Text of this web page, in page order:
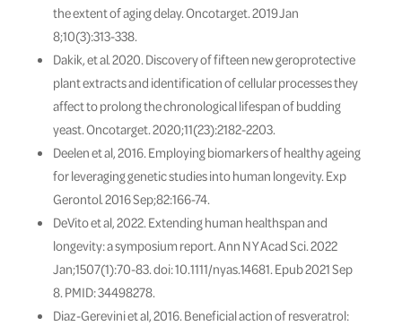
the extent of aging delay. Oncotarget. 2019 Jan
8;10(3):313-338.
Dakik, et al. 2020. Discovery of fifteen new geroprotective
plant extracts and identification of cellular processes they
affect to prolong the chronological lifespan of budding
yeast. Oncotarget. 2020;11(23):2182-2203.
Deelen et al, 2016. Employing biomarkers of healthy ageing
for leveraging genetic studies into human longevity. Exp
Gerontol. 2016 Sep;82:166-74.
DeVito et al, 2022. Extending human healthspan and
longevity: a symposium report. Ann N Y Acad Sci. 2022
Jan;1507(1):70-83. doi: 10.1111/nyas.14681. Epub 2021 Sep
8. PMID: 34498278.
Diaz-Gerevini et al, 2016. Beneficial action of resveratrol: